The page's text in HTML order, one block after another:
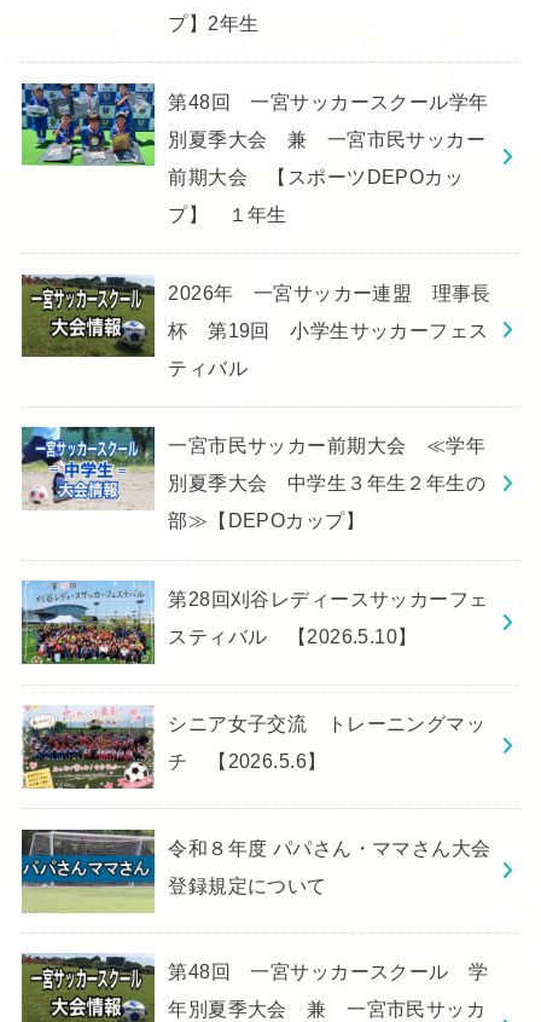
プ】2年生
第48回 一宮サッカースクール学年
別夏季大会 兼 一宮市民サッカー
前期大会 【スポーツDEPOカッ
プ】 １年生
2026年 一宮サッカー連盟 理事長
杯 第19回 小学生サッカーフェス
ティバル
一宮市民サッカー前期大会 ≪学年
別夏季大会 中学生３年生２年生の
部≫【DEPOカップ】
第28回刈谷レディースサッカーフェ
スティバル 【2026.5.10】
シニア女子交流 トレーニングマッ
チ 【2026.5.6】
令和８年度 パパさん・ママさん大会
登録規定について
第48回 一宮サッカースクール 学
年別夏季大会 兼 一宮市民サッカ